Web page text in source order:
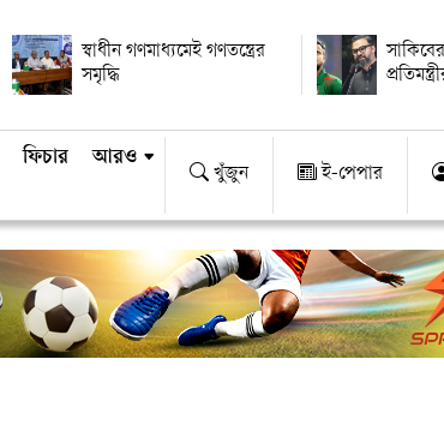
স্বাধীন গণমাধ্যমেই গণতন্ত্রের
সমৃদ্ধি
ফিচার আরও
খুঁজুন ই-পেপার